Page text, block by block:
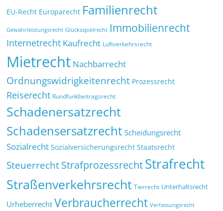
EU-Recht Europarecht Familienrecht
Gewährleistungsrecht Glücksspielrecht Immobilienrecht
Internetrecht Kaufrecht Luftverkehrsrecht
Mietrecht Nachbarrecht
Ordnungswidrigkeitenrecht Prozessrecht
Reiserecht Rundfunkbeitragsrecht
Schadenersatzrecht
Schadensersatzrecht Scheidungsrecht
Sozialrecht Sozialversicherungsrecht Staatsrecht
SteuerrechtStrafprozessrechtStrafrecht
Straßenverkehrsrecht Tierrecht Unterhaltsrecht
Urheberrecht Verbraucherrecht Verfassungsrecht